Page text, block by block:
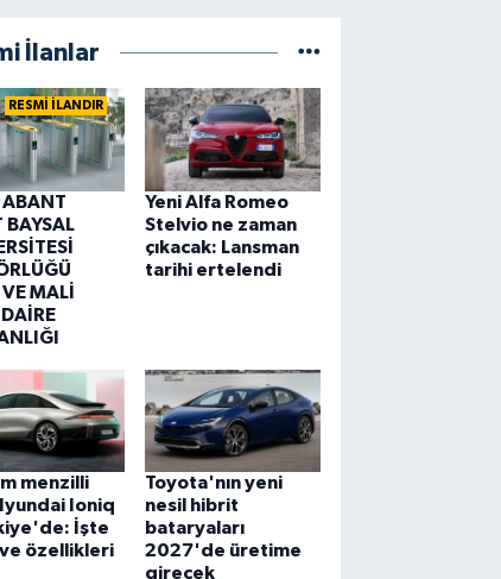
İlanlar
RESMİ İLANDIR
ABANT
BAYSAL
MALİ
DAİRE
Yeni Alfa Romeo
Stelvio ne zaman
çıkacak: Lansman
tarihi ertelendi
menzilli
Ioniq
İşte
ve özellikleri
Toyota'nın yeni
nesil hibrit
bataryaları
2027'de üretime
girecek